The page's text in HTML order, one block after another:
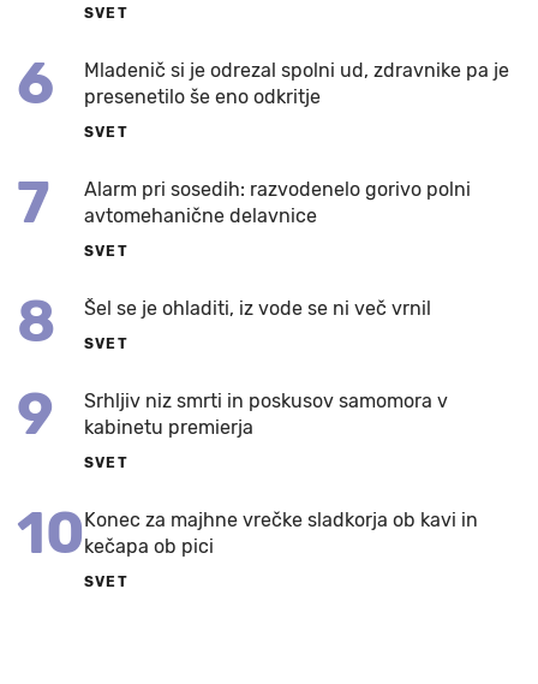
SVET
6
Mladenič si je odrezal spolni ud, zdravnike pa je
presenetilo še eno odkritje
SVET
7
Alarm pri sosedih: razvodenelo gorivo polni
avtomehanične delavnice
SVET
8 Šel se je ohladiti, iz vode se ni več vrnil
SVET
9
Srhljiv niz smrti in poskusov samomora v
kabinetu premierja
SVET
10Konec za majhne vrečke sladkorja ob kavi in
kečapa ob pici
SVET